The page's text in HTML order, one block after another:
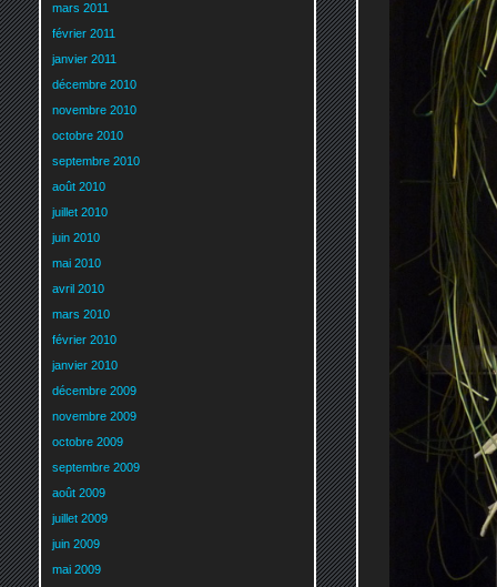
mars 2011
février 2011
janvier 2011
décembre 2010
novembre 2010
octobre 2010
septembre 2010
août 2010
juillet 2010
juin 2010
mai 2010
avril 2010
mars 2010
février 2010
janvier 2010
décembre 2009
novembre 2009
octobre 2009
septembre 2009
août 2009
juillet 2009
juin 2009
mai 2009